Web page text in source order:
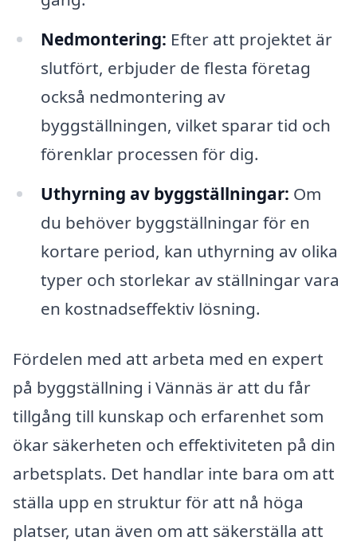
Nedmontering: Efter att projektet är
slutfört, erbjuder de flesta företag
också nedmontering av
byggställningen, vilket sparar tid och
förenklar processen för dig.
Uthyrning av byggställningar: Om
du behöver byggställningar för en
kortare period, kan uthyrning av olika
typer och storlekar av ställningar vara
en kostnadseffektiv lösning.
Fördelen med att arbeta med en expert
på byggställning i Vännäs är att du får
tillgång till kunskap och erfarenhet som
ökar säkerheten och effektiviteten på din
arbetsplats. Det handlar inte bara om att
ställa upp en struktur för att nå höga
platser, utan även om att säkerställa att